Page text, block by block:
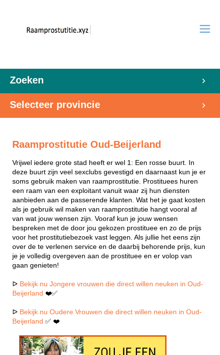
Zoeken
Selecteer provincie
Raamprostitutie Oud-Beijerland
Vrijwel iedere grote stad heeft er wel 1: Een rosse buurt. In
deze buurt zijn veel sexclubs gevestigd en daarnaast kun je er
soms gebruik maken van raamprostitutie. Prostituees huren
een raam van een exploitant vanuit waar zij hun diensten
aanbieden aan de passerende klanten. Wat het je gaat kosten
als je gebruik wil maken van raamprostitutie hangt vooral af
van wat jouw wensen zijn. Vooraf kun je jouw wensen
bespreken met de door jou gekozen prostituee en zo de prijs
voor het prostitutiebezoek vast leggen. Als jullie het eens zijn
over de te verlenen service en de daarbij behorende prijs, kun
je je volledig overgeven aan de prostituee en er volop van
gaan genieten!
ᐅ Bekijk nu Jongere vrouwen die direct willen neuken in Oud-
Beijerland ❤️✅
ᐅ Bekijk nu Oudere Vrouwen die direct willen neuken in Oud-
Beijerland ✅ ❤️